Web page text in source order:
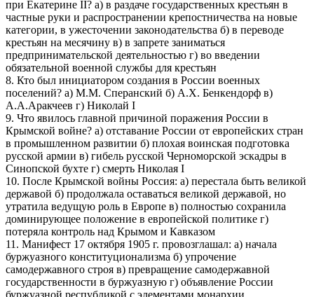
при Екатерине II? а) в раздаче государственных крестьян в
частные руки и распространении крепостничества на новые
категории, в ужесточении законодательства б) в переводе
крестьян на месячину в) в запрете заниматься
предпринимательской деятельностью г) во введении
обязательной военной службы для крестьян
8. Кто был инициатором создания в России военных
поселений? а) М.М. Сперанский б) А.Х. Бенкендорф в)
А.А.Аракчеев г) Николай I
9. Что явилось главной причиной поражения России в
Крымской войне? а) отставание России от европейских стран
в промышленном развитии б) плохая воинская подготовка
русской армии в) гибель русской Черноморской эскадры в
Синопской бухте г) смерть Николая I
10. После Крымской войны Россия: а) перестала быть великой
державой б) продолжала оставаться великой державой, но
утратила ведущую роль в Европе в) полностью сохранила
доминирующее положение в европейской политике г)
потеряла контроль над Крымом и Кавказом
11. Манифест 17 октября 1905 г. провозглашал: а) начала
буржуазного конституционализма б) упрочение
самодержавного строя в) превращение самодержавной
государственности в буржуазную г) объявление России
буржуазной республикой с элементами монархии